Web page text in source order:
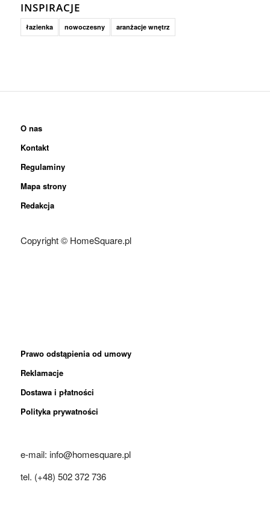
INSPIRACJE
łazienka nowoczesny aranżacje wnętrz
O nas
Kontakt
Regulaminy
Mapa strony
Redakcja
Copyright © HomeSquare.pl
Prawo odstąpienia od umowy
Reklamacje
Dostawa i płatności
Polityka prywatności
e-mail: info@homesquare.pl
tel. (+48) 502 372 736